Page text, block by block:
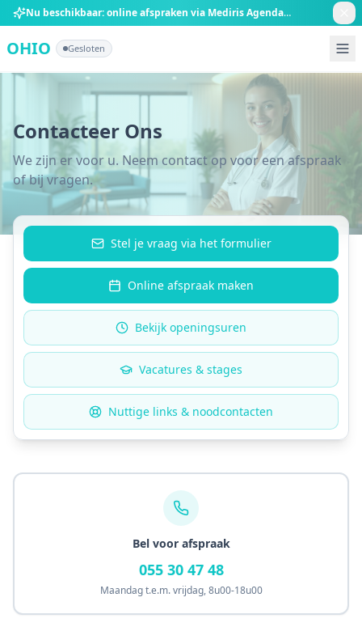
Ga direct naar de inhoud Nu beschikbaar: online afspraken via Mediris AgendaBoek nu online
OHIO Gesloten
Contacteer Ons
We zijn er voor u. Neem contact op voor een afspraak
of bij vragen.
Stel je vraag via het formulier
Online afspraak maken
Bekijk openingsuren
Vacatures & stages
Nuttige links & noodcontacten
Bel voor afspraak
055 30 47 48
Maandag t.e.m. vrijdag,8u00-18u00